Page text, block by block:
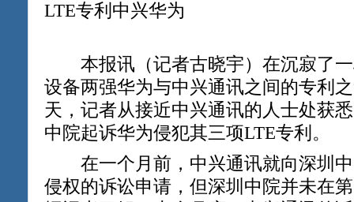
LTE专利中兴华为
本报讯（记者古晓宇）在沉寂了一
设备两强华为与中兴通讯之间的专利
天，记者从接近中兴通讯的人士处获
中院起诉华为侵犯其三项LTE专利。
在一个月前，中兴通讯就向深圳中
侵权的诉讼申请，但深圳中院并未在